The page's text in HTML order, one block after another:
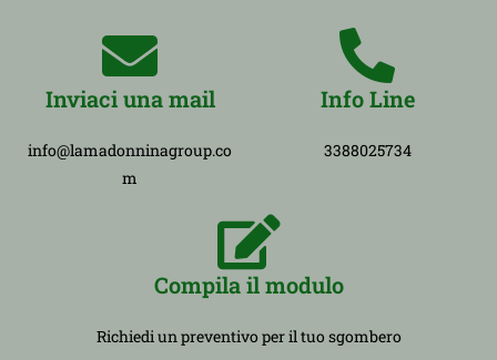
Inviaci una mail
info@lamadonninagroup.co
m
Info Line
3388025734
Compila il modulo
Richiedi un preventivo per il tuo sgombero